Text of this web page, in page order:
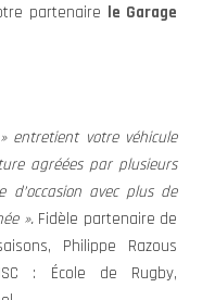
partenaire le Garage
entretient votre véhicule
agréées par plusieurs
d’occasion avec plus de
». Fidèle partenaire de
Philippe Razous
: École de Rugby,